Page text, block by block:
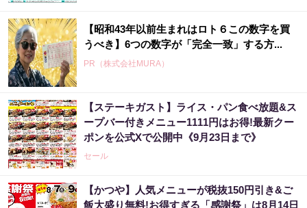
【昭和43年以前生まれはロト６この数字を買
うべき】6つの数字が「完全一致」する方...
PR（株式会社MURA）
８月のロト6はこの方法で買え!!６つの数字が
『完全一致』する方法
PR（株式会社MURA）
老後のお金、今の金運でほぼ決まります
【ステーキガスト】ライス・パン食べ放題&ス
ープバー付きメニュー1111円はお得!最新クー
ポンを公式Xで公開中《9月23日まで》
セール
【かつや】人気メニューが税抜150円引き&ご
飯大盛り無料!お得すぎる「感謝祭」は8月14日